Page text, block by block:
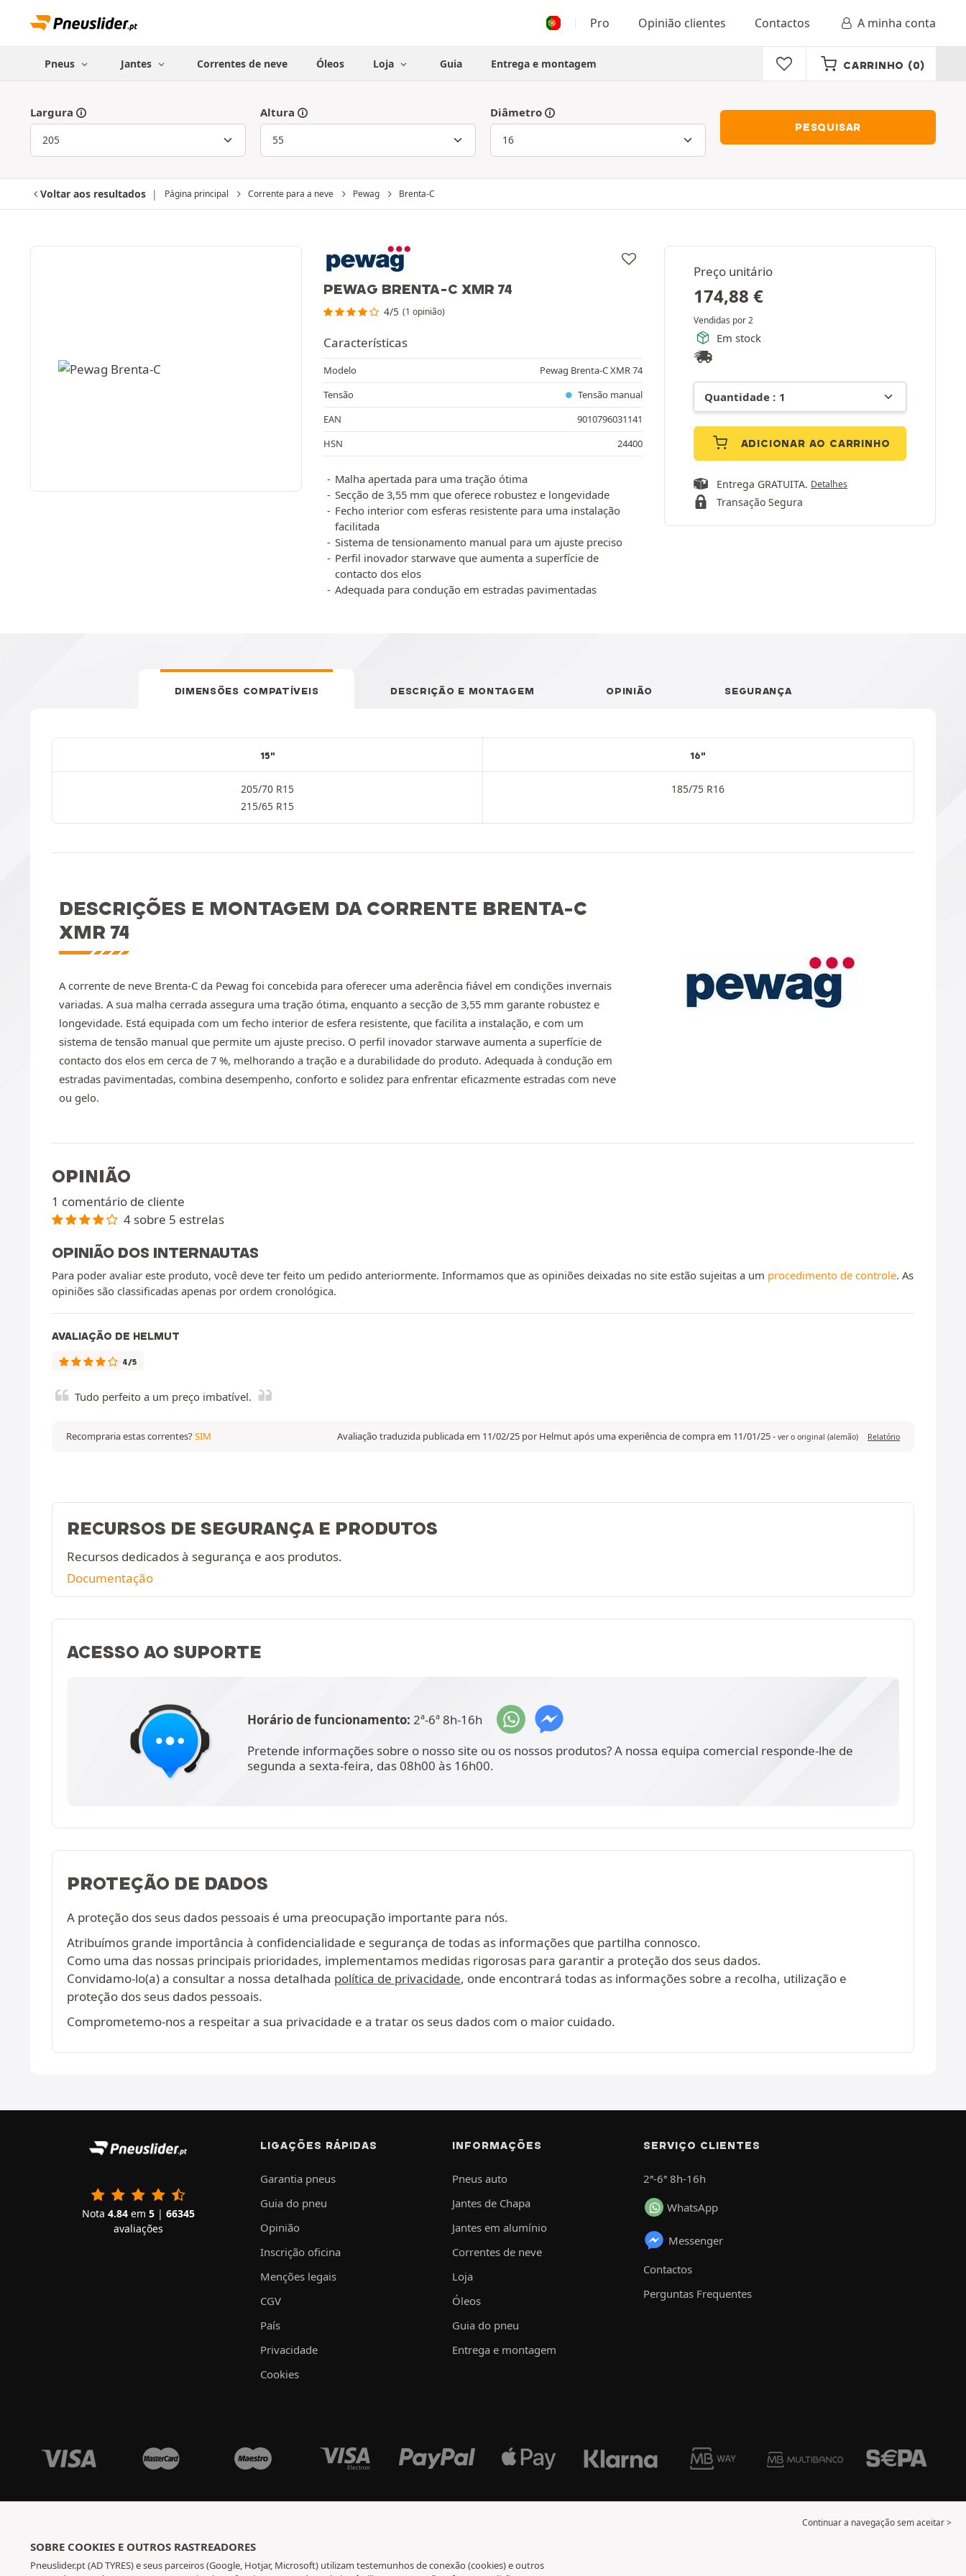
Pro Opinião clientes Contactos A minha conta
Pneus Jantes Correntes de neve Óleos Loja Guia Entrega e montagem CARRINHO (0)
Largura Altura Diâmetro
PESQUISAR
Voltar aos resultados Página principal Corrente para a neve Pewag Brenta-C
PEWAG BRENTA-C XMR 74
4/5 (1 opinião)
Preço unitário
174,88 €
Vendidas por 2
Em stock
ADICIONAR AO CARRINHO
Entrega GRATUITA. Detalhes
Transação Segura
Características
Modelo
Pewag Brenta-C XMR 74
Tensão
Tensão manual
EAN
9010796031141
HSN
24400
Malha apertada para uma tração ótima
Secção de 3,55 mm que oferece robustez e longevidade
Fecho interior com esferas resistente para uma instalação
facilitada
Sistema de tensionamento manual para um ajuste preciso
Perfil inovador starwave que aumenta a superfície de
contacto dos elos
Adequada para condução em estradas pavimentadas
DIMENSÕES COMPATÍVEIS DESCRIÇÃO E MONTAGEM OPINIÃO SEGURANÇA
15"
205/70 R15
215/65 R15
16"
185/75 R16
DESCRIÇÕES E MONTAGEM DA CORRENTE BRENTA-C
XMR 74
A corrente de neve Brenta-C da Pewag foi concebida para oferecer uma aderência fiável em condições invernais
variadas. A sua malha cerrada assegura uma tração ótima, enquanto a secção de 3,55 mm garante robustez e
longevidade. Está equipada com um fecho interior de esfera resistente, que facilita a instalação, e com um
sistema de tensão manual que permite um ajuste preciso. O perfil inovador starwave aumenta a superfície de
contacto dos elos em cerca de 7 %, melhorando a tração e a durabilidade do produto. Adequada à condução em
estradas pavimentadas, combina desempenho, conforto e solidez para enfrentar eficazmente estradas com neve
ou gelo.
OPINIÃO
1 comentário de cliente
4 sobre 5 estrelas
OPINIÃO DOS INTERNAUTAS
Para poder avaliar este produto, você deve ter feito um pedido anteriormente. Informamos que as opiniões deixadas no site estão sujeitas a um procedimento de controle. As
opiniões são classificadas apenas por ordem cronológica.
AVALIAÇÃO DE HELMUT
4/5
Tudo perfeito a um preço imbatível.
Avaliação traduzida publicada em 11/02/25 por Helmut após uma experiência de compra em 11/01/25- ver o original (alemão) Relatório
Recompraria estas correntes?SIM
RECURSOS DE SEGURANÇA E PRODUTOS
Recursos dedicados à segurança e aos produtos.
Documentação
ACESSO AO SUPORTE
Horário de funcionamento: 2ª-6ª 8h-16h
Pretende informações sobre o nosso site ou os nossos produtos? A nossa equipa comercial responde-lhe de
segunda a sexta-feira, das 08h00 às 16h00.
PROTEÇÃO DE DADOS
A proteção dos seus dados pessoais é uma preocupação importante para nós.
Atribuímos grande importância à confidencialidade e segurança de todas as informações que partilha connosco.
Como uma das nossas principais prioridades, implementamos medidas rigorosas para garantir a proteção dos seus dados.
Convidamo-lo(a) a consultar a nossa detalhada política de privacidade, onde encontrará todas as informações sobre a recolha, utilização e
proteção dos seus dados pessoais.
Comprometemo-nos a respeitar a sua privacidade e a tratar os seus dados com o maior cuidado.
Nota 4.84em 5| 66345
avaliações
LIGAÇÕES RÁPIDAS
Garantia pneus
Guia do pneu
Opinião
Inscrição oficina
Menções legais
CGV
País
Privacidade
Cookies
INFORMAÇÕES
Pneus auto
Jantes de Chapa
Jantes em alumínio
Correntes de neve
Loja
Óleos
Guia do pneu
Entrega e montagem
SERVIÇO CLIENTES
2ª-6ª 8h-16h
WhatsApp
Messenger
Contactos
Perguntas Frequentes
Continuar a navegação sem aceitar >
SOBRE COOKIES E OUTROS RASTREADORES
Pneuslider.pt (AD TYRES) e seus parceiros (Google, Hotjar, Microsoft) utilizam testemunhos de conexão (cookies) e outros